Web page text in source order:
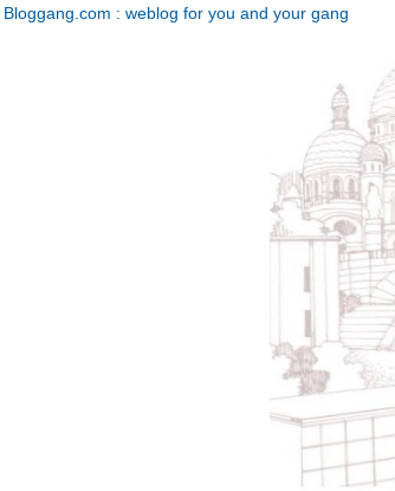
Bloggang.com : weblog for you and your gang